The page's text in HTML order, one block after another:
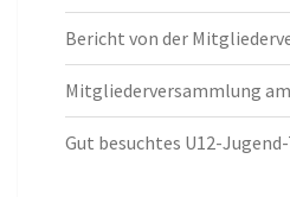
Bericht von der
Mitgliederversammlung am
Gut besuchtes U12-